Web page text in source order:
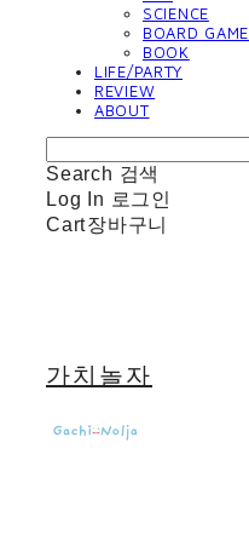
SCIENCE
BOARD GAME
BOOK
LIFE/PARTY
REVIEW
ABOUT
Search 검색
Log In 로그인
Cart장바구니
가치놀자